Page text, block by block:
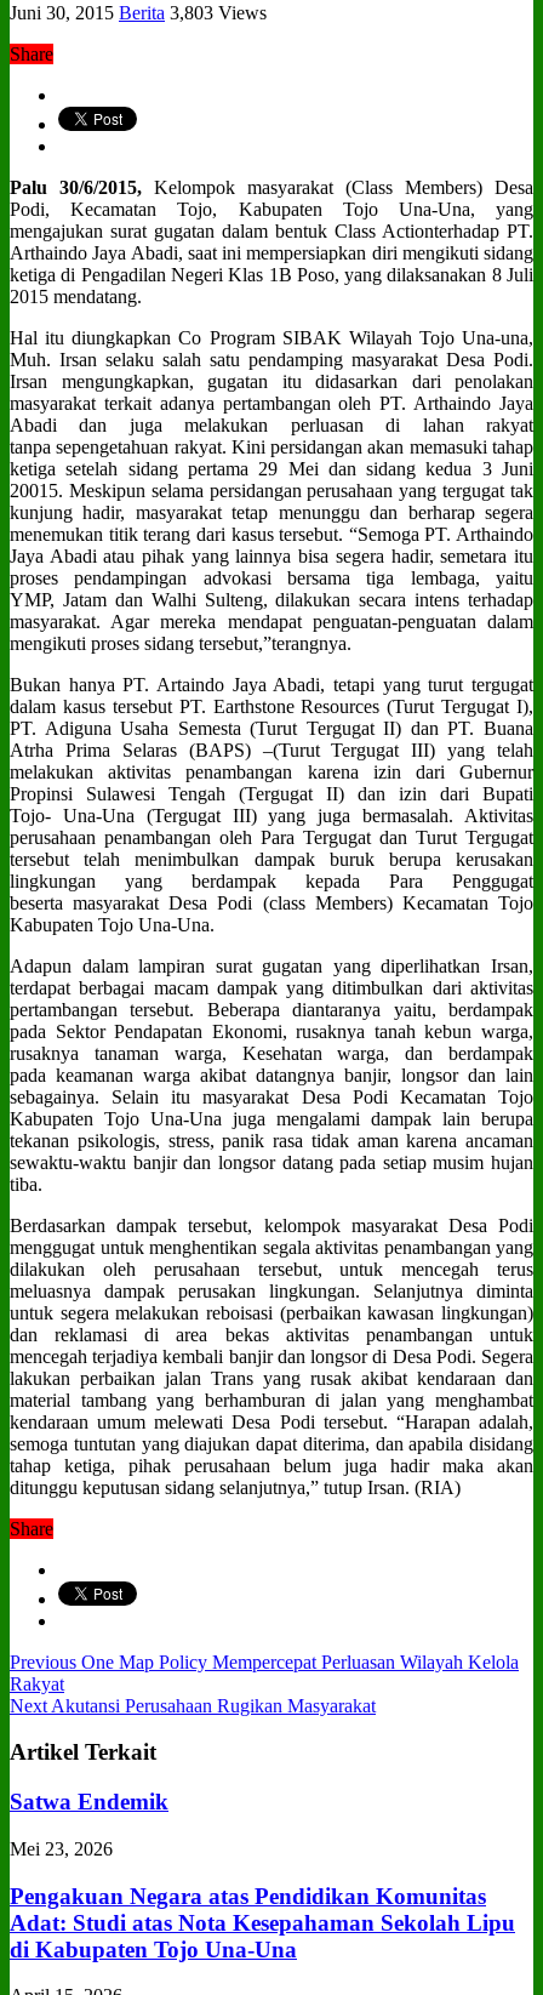
Juni 30, 2015 Berita 3,803 Views
Share
Palu 30/6/2015, Kelompok masyarakat (Class Members) Desa
Podi, Kecamatan Tojo, Kabupaten Tojo Una-Una, yang
mengajukan surat gugatan dalam bentuk Class Actionterhadap PT.
Arthaindo Jaya Abadi, saat ini mempersiapkan diri mengikuti sidang
ketiga di Pengadilan Negeri Klas 1B Poso, yang dilaksanakan 8 Juli
2015 mendatang.
Hal itu diungkapkan Co Program SIBAK Wilayah Tojo Una-una,
Muh. Irsan selaku salah satu pendamping masyarakat Desa Podi.
Irsan mengungkapkan, gugatan itu didasarkan dari penolakan
masyarakat terkait adanya pertambangan oleh PT. Arthaindo Jaya
Abadi dan juga melakukan perluasan di lahan rakyat
tanpa sepengetahuan rakyat. Kini persidangan akan memasuki tahap
ketiga setelah sidang pertama 29 Mei dan sidang kedua 3 Juni
20015. Meskipun selama persidangan perusahaan yang tergugat tak
kunjung hadir, masyarakat tetap menunggu dan berharap segera
menemukan titik terang dari kasus tersebut. “Semoga PT. Arthaindo
Jaya Abadi atau pihak yang lainnya bisa segera hadir, semetara itu
proses pendampingan advokasi bersama tiga lembaga, yaitu
YMP, Jatam dan Walhi Sulteng, dilakukan secara intens terhadap
masyarakat. Agar mereka mendapat penguatan-penguatan dalam
mengikuti proses sidang tersebut,”terangnya.
Bukan hanya PT. Artaindo Jaya Abadi, tetapi yang turut tergugat
dalam kasus tersebut PT. Earthstone Resources (Turut Tergugat I),
PT. Adiguna Usaha Semesta (Turut Tergugat II) dan PT. Buana
Atrha Prima Selaras (BAPS) –(Turut Tergugat III) yang telah
melakukan aktivitas penambangan karena izin dari Gubernur
Propinsi Sulawesi Tengah (Tergugat II) dan izin dari Bupati
Tojo- Una-Una (Tergugat III) yang juga bermasalah. Aktivitas
perusahaan penambangan oleh Para Tergugat dan Turut Tergugat
tersebut telah menimbulkan dampak buruk berupa kerusakan
lingkungan yang berdampak kepada Para Penggugat
beserta masyarakat Desa Podi (class Members) Kecamatan Tojo
Kabupaten Tojo Una-Una.
Adapun dalam lampiran surat gugatan yang diperlihatkan Irsan,
terdapat berbagai macam dampak yang ditimbulkan dari aktivitas
pertambangan tersebut. Beberapa diantaranya yaitu, berdampak
pada Sektor Pendapatan Ekonomi, rusaknya tanah kebun warga,
rusaknya tanaman warga, Kesehatan warga, dan berdampak
pada keamanan warga akibat datangnya banjir, longsor dan lain
sebagainya. Selain itu masyarakat Desa Podi Kecamatan Tojo
Kabupaten Tojo Una-Una juga mengalami dampak lain berupa
tekanan psikologis, stress, panik rasa tidak aman karena ancaman
sewaktu-waktu banjir dan longsor datang pada setiap musim hujan
tiba.
Berdasarkan dampak tersebut, kelompok masyarakat Desa Podi
menggugat untuk menghentikan segala aktivitas penambangan yang
dilakukan oleh perusahaan tersebut, untuk mencegah terus
meluasnya dampak perusakan lingkungan. Selanjutnya diminta
untuk segera melakukan reboisasi (perbaikan kawasan lingkungan)
dan reklamasi di area bekas aktivitas penambangan untuk
mencegah terjadiya kembali banjir dan longsor di Desa Podi. Segera
lakukan perbaikan jalan Trans yang rusak akibat kendaraan dan
material tambang yang berhamburan di jalan yang menghambat
kendaraan umum melewati Desa Podi tersebut. “Harapan adalah,
semoga tuntutan yang diajukan dapat diterima, dan apabila disidang
tahap ketiga, pihak perusahaan belum juga hadir maka akan
ditunggu keputusan sidang selanjutnya,” tutup Irsan. (RIA)
Share
Previous One Map Policy Mempercepat Perluasan Wilayah Kelola
Rakyat
Next Akutansi Perusahaan Rugikan Masyarakat
Artikel Terkait
Satwa Endemik
Mei 23, 2026
Pengakuan Negara atas Pendidikan Komunitas
Adat: Studi atas Nota Kesepahaman Sekolah Lipu
di Kabupaten Tojo Una‑Una